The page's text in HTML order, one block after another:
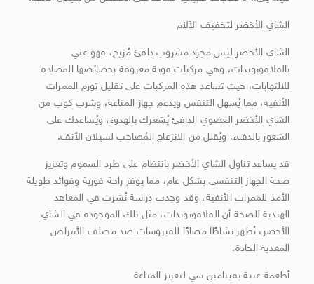
الشاي الأخضر لتخفيف الآلام
الشاي الأخضر ليس مجرد مشروب دافئ مُريح، فهو غني
بالفلافونويدات، وهي مركبات قوية معروفة بخصائصها المضادة
للالتهابات، حيث تساعد هذه المركبات على تقليل تورم الممرات
الأنفية، مما يُسهل التنفس ويدعم جهاز المناعة، وشرب كوب من
الشاي الأخضر العضوي الدافئ يُشعرك بالهدوء، ويُساعدك على
الشعور بالدفء، ويُقلل من الانزعاج المُصاحب لسيلان الأنف.
قد يساعد تناول الشاي الأخضر بانتظام على طرد السموم وتعزيز
صحة الجهاز التنفسي بشكل عام، مما يوفر راحة فورية وفوائد طويلة
الأمد للممرات الأنفية، وقد وجدت دراسة نُشرت في المعاهد
الهندية للصحة أن الفلافونويدات، مثل تلك الموجودة في الشاي
الأخضر، تُظهر نشاطًا مضادًا للفيروسات ضد مختلف الأمراض
المعدية الحادة.
أطعمة غنية بفيتامين سي لتعزيز المناعة